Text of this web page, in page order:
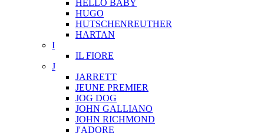
HELLO BABY
HUGO
HUTSCHENREUTHER
HARTAN
I
IL FIORE
J
JARRETT
JEUNE PREMIER
JOG DOG
JOHN GALLIANO
JOHN RICHMOND
J'ADORE